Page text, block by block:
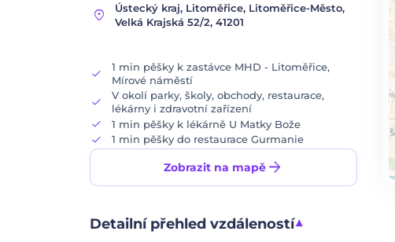
location_on
Ústecký kraj, Litoměřice, Litoměřice-Město,
Velká Krajská 52/2, 41201
check
1 min pěšky k zastávce MHD - Litoměřice,
Mírové náměstí
check
V okolí parky, školy, obchody, restaurace,
lékárny i zdravotní zařízení
check 1 min pěšky k lékárně U Matky Bože
check 1 min pěšky do restaurace Gurmanie
Zobrazit na mapěarrow_forward
Detailní přehled vzdáleností